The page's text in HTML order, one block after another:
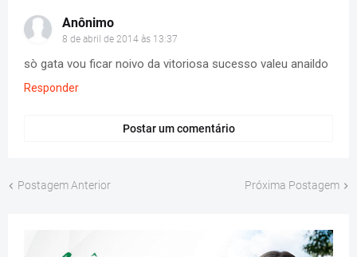
Anônimo
8 de abril de 2014 às 13:37
sò gata vou ficar noivo da vitoriosa sucesso valeu anaildo
Responder
Postar um comentário
Postagem Anterior Próxima Postagem